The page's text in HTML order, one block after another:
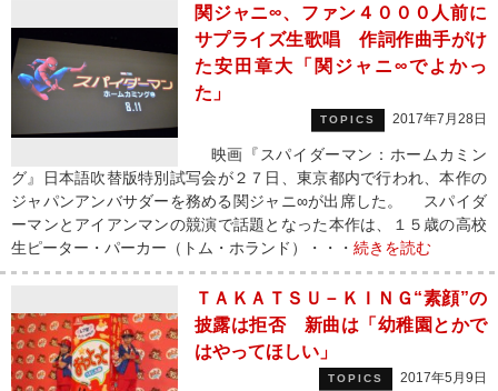
関ジャニ∞、ファン４０００人前に
サプライズ生歌唱 作詞作曲手がけ
た安田章大「関ジャニ∞でよかっ
た」
TOPICS 2017年7月28日
映画『スパイダーマン：ホームカミン
グ』日本語吹替版特別試写会が２７日、東京都内で行われ、本作の
ジャパンアンバサダーを務める関ジャニ∞が出席した。 スパイダ
ーマンとアイアンマンの競演で話題となった本作は、１５歳の高校
生ピーター・パーカー（トム・ホランド）・・・ 続きを読む
ＴＡＫＡＴＳＵ－ＫＩＮＧ“素顔”の
披露は拒否 新曲は「幼稚園とかで
はやってほしい」
TOPICS 2017年5月9日